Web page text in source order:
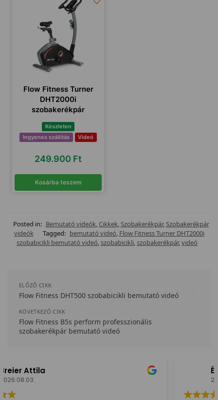
Flow Fitness Turner
DHT2000i
szobakerékpár
Készleten
Ingyenes szállítás
Videó
249.900 Ft
Kosárba teszem
Posted in: Bemutató videók, Cikkek, Szobakerékpár, Szobakerékpár
videók
Tagged: bemutató videó, Flow Fitness Turner DHT2000i
szobabicikli bemutató videó,szobabicikli,szobakerékpár,videó
ELŐZŐ CIKK
Flow Fitness DHT500 szobabicikli bemutató videó
KÖVETKEZŐ CIKK
Flow Fitness B5s perform professzionális
szobakerékpár bemutató videó